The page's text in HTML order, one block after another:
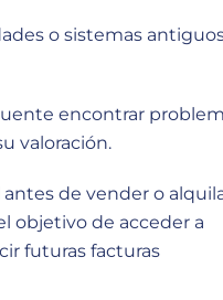
o sistemas
encontrar
valoración.
antes de vender o
objetivo de acceder a
futuras facturas